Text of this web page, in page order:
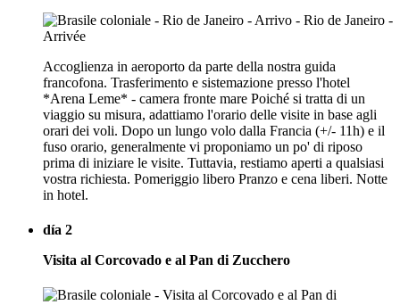
Accoglienza in aeroporto da parte della nostra guida
francofona. Trasferimento e sistemazione presso l'hotel
*Arena Leme* - camera fronte mare Poiché si tratta di un
viaggio su misura, adattiamo l'orario delle visite in base agli
orari dei voli. Dopo un lungo volo dalla Francia (+/- 11h) e il
fuso orario, generalmente vi proponiamo un po' di riposo
prima di iniziare le visite. Tuttavia, restiamo aperti a qualsiasi
vostra richiesta. Pomeriggio libero Pranzo e cena liberi. Notte
in hotel.
día 2
Visita al Corcovado e al Pan di Zucchero